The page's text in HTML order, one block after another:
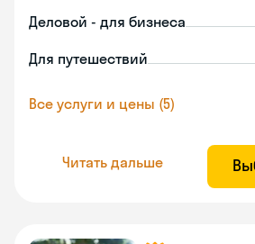
Деловой - для бизнеса
Для путешествий
Все услуги и цены (5)
Читать дальше